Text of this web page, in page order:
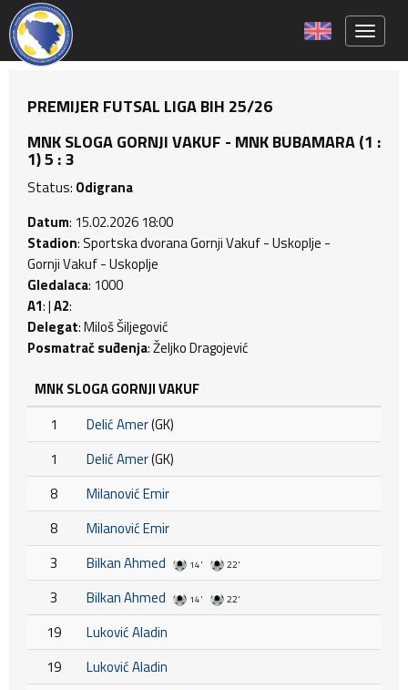
PREMIJER FUTSAL LIGA BIH 25/26
MNK SLOGA GORNJI VAKUF - MNK BUBAMARA (1 :
1) 5 : 3
Status: Odigrana
Datum: 15.02.2026 18:00
Stadion: Sportska dvorana Gornji Vakuf - Uskoplje -
Gornji Vakuf - Uskoplje
Gledalaca: 1000
A1: |A2:
Delegat: Miloš Šiljegović
Posmatrač suđenja: Željko Dragojević
MNK SLOGA GORNJI VAKUF
1
Delić Amer(GK)
1
Delić Amer(GK)
8
Milanović Emir
8
Milanović Emir
3
Bilkan Ahmed 14' 22'
3 Bilkan Ahmed 14' 22'
19
Luković Aladin
19
Luković Aladin